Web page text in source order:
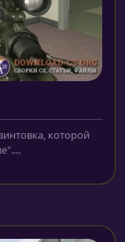
которой